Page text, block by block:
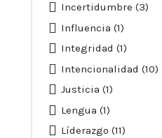
Incertidumbre (3)
Influencia (1)
Integridad (1)
Intencionalidad (10)
Justicia (1)
Lengua (1)
Líderazgo (11)